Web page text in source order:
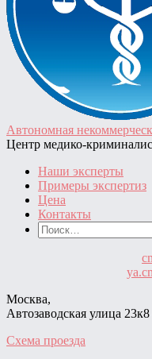
Автономная
Центр медико-
Наши эксперты
Примеры экспертиз
Цена
Контакты
Найти:
Москва,
Автозаводская улица
Схема проезда